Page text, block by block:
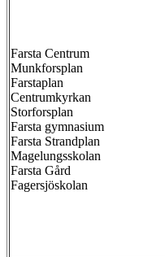
Farsta Centrum
Munkforsplan
Farstaplan
Centrumkyrkan
Storforsplan
Farsta gymnasium
Farsta Strandplan
Magelungsskolan
Farsta Gård
Fagersjöskolan